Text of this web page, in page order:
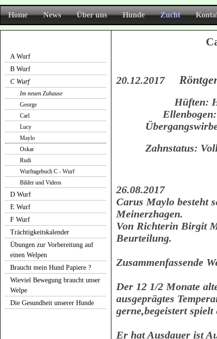
Home News Über uns Hunde Zucht
A Wurf
B Wurf
C Wurf
Im neuen Zuhause
George
Carl
Lucy
Maylo
Oskar
Rudi
Wurftagebuch C - Wurf
Bilder und Videos
D Wurf
E Wurf
F Wurf
Trächtigkeitskalender
Übungen zur Vorbereitung auf
einen Welpen
Braucht mein Hund Papiere ?
Wieviel Bewegung braucht unser
Welpe
Die Gesundheit unserer Hunde
20.12.2017
Hüften: HD
Ellenbogen:
Zahnstatus:
26.08.2017
Carus Maylo besteht
Meinerzhagen.
Von Richterin Birgit
Beurteilung.
Zusammenfassende
Der 12 1/2 Monate
ausgeprägtes
gerne,begeistert
Er hat Ausdauer ist